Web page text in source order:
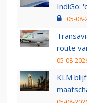
IndiGo:
05-08-
route
05-08-
KLM